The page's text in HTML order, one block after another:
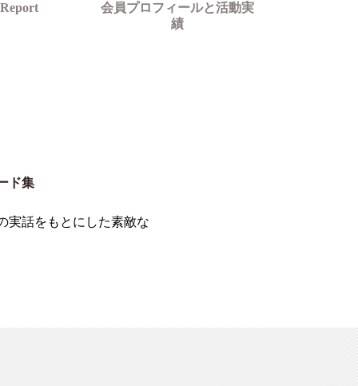
会員プロフィールと活動実
績
ド集
実話をもとにした素敵な